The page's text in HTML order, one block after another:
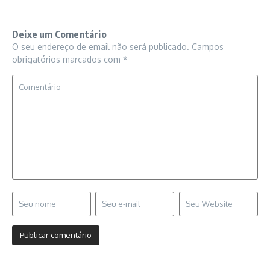
Deixe um Comentário
O seu endereço de email não será publicado. Campos
obrigatórios marcados com *